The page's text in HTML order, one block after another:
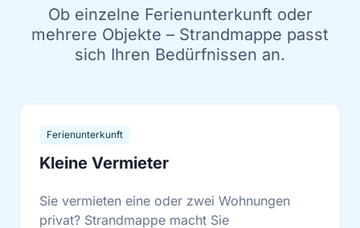
Ob einzelne Ferienunterkunft oder
mehrere Objekte – Strandmappe passt
sich Ihren Bedürfnissen an.
Ferienunterkunft
Kleine Vermieter
Sie vermieten eine oder zwei Wohnungen
privat? Strandmappe macht Sie